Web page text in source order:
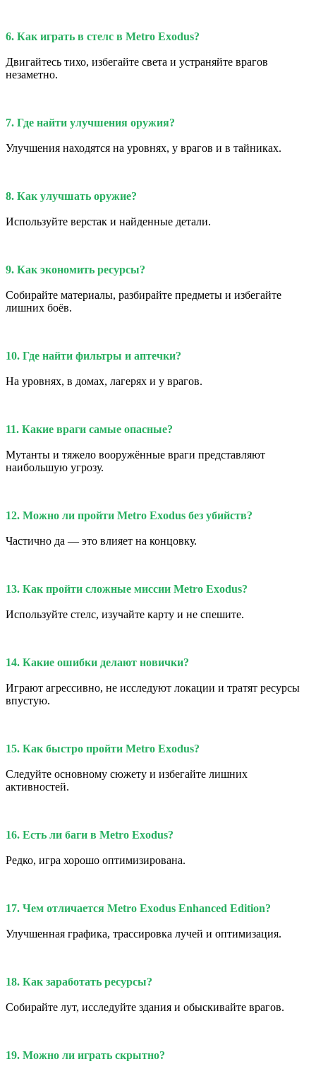
6. Как играть в стелс в Metro Exodus?
Двигайтесь тихо, избегайте света и устраняйте врагов
незаметно.
7. Где найти улучшения оружия?
Улучшения находятся на уровнях, у врагов и в тайниках.
8. Как улучшать оружие?
Используйте верстак и найденные детали.
9. Как экономить ресурсы?
Собирайте материалы, разбирайте предметы и избегайте
лишних боёв.
10. Где найти фильтры и аптечки?
На уровнях, в домах, лагерях и у врагов.
11. Какие враги самые опасные?
Мутанты и тяжело вооружённые враги представляют
наибольшую угрозу.
12. Можно ли пройти Metro Exodus без убийств?
Частично да — это влияет на концовку.
13. Как пройти сложные миссии Metro Exodus?
Используйте стелс, изучайте карту и не спешите.
14. Какие ошибки делают новички?
Играют агрессивно, не исследуют локации и тратят ресурсы
впустую.
15. Как быстро пройти Metro Exodus?
Следуйте основному сюжету и избегайте лишних
активностей.
16. Есть ли баги в Metro Exodus?
Редко, игра хорошо оптимизирована.
17. Чем отличается Metro Exodus Enhanced Edition?
Улучшенная графика, трассировка лучей и оптимизация.
18. Как заработать ресурсы?
Собирайте лут, исследуйте здания и обыскивайте врагов.
19. Можно ли играть скрытно?